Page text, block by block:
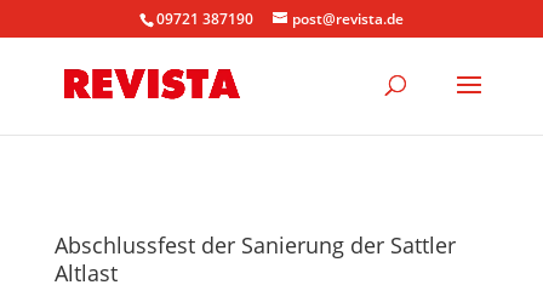
09721 387190 post@revista.de
Abschlussfest der Sanierung der Sattler
Altlast